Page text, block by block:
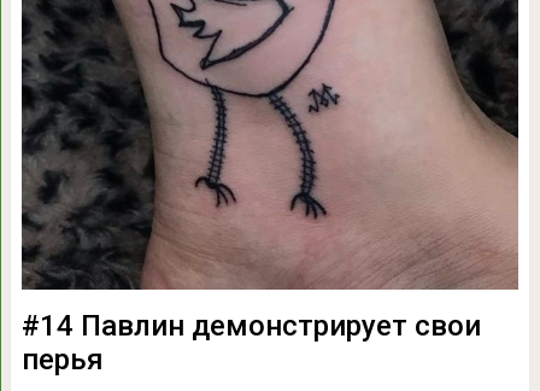
#14 Павлин демонстрирует свои
перья